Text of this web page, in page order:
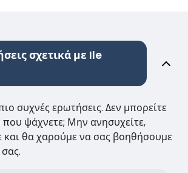
σχετικά με Ile
συχνές ερωτήσεις. Δεν μπορείτε
που ψάχνετε; Μην ανησυχείτε,
και θα χαρούμε να σας βοηθήσουμε